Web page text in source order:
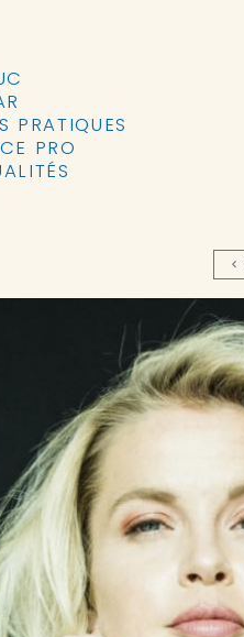
PRATIQUES
PRO